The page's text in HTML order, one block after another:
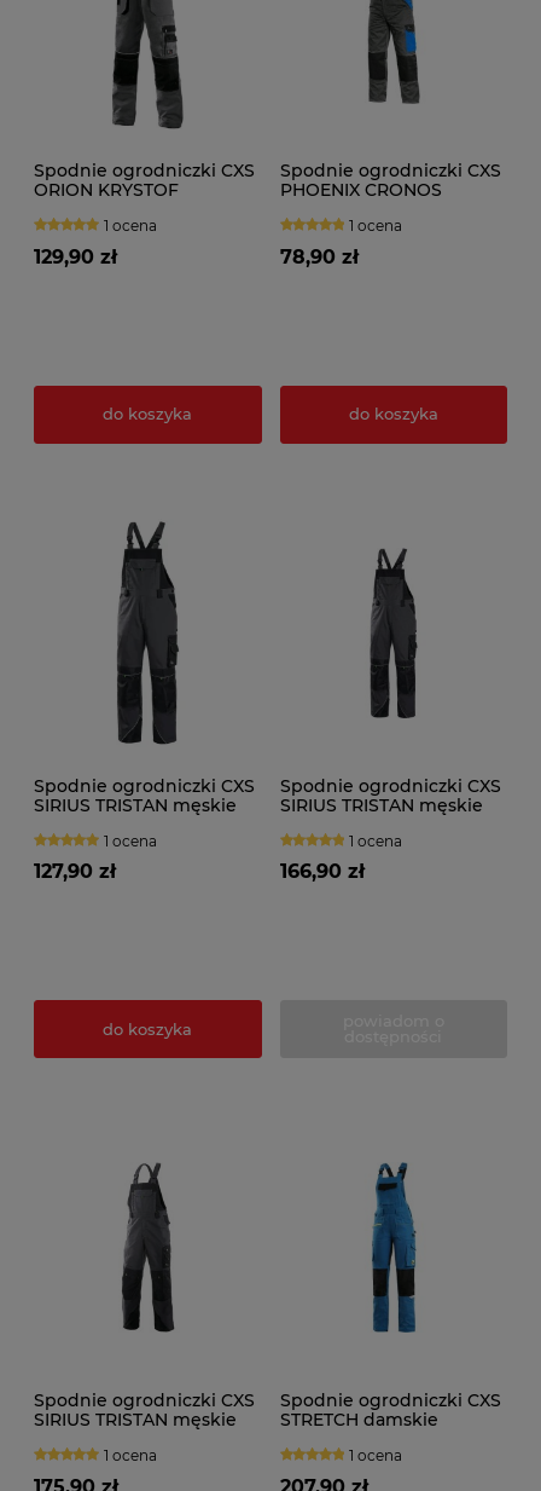
Spodnie ogrodniczki CXS
ORION KRYSTOF
1 ocena
129,90 zł
do koszyka
Spodnie ogrodniczki CXS
PHOENIX CRONOS
1 ocena
78,90 zł
do koszyka
Spodnie ogrodniczki CXS
SIRIUS TRISTAN męskie
1 ocena
127,90 zł
do koszyka
Spodnie ogrodniczki CXS
SIRIUS TRISTAN męskie
1 ocena
166,90 zł
Spodnie ogrodniczki CXS
SIRIUS TRISTAN męskie
1 ocena
175,90 zł
Spodnie ogrodniczki CXS
STRETCH damskie
1 ocena
207,90 zł